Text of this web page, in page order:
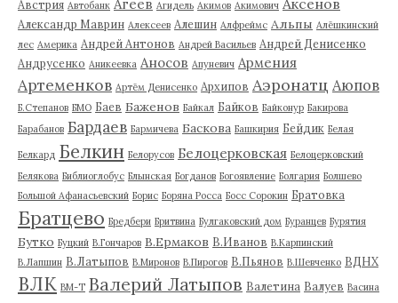
Австрия Автобанк Агеев Агидель Акимов Акимович
Александр Маврин Алексеев Алешин Алфреймс Альпы Алёшкинский
лес Америка Андрей Антонов Андрей Васильев Андрей Денисенко
Андрусенко Аникеевка Аносов Апуневич Армения
Артеменков Артём Денисенко Архипов Аэронатц Аюпов
Б.Степанов БМО Баев Баженов Байкал Байков Байконур Бакирова
Барабанов Бардаев Бармичева Баскова Башкирия Бейдик Белая
Белкард Белкин Белорусов Белоцерковская Белоцерковский
Белякова Библиоглобус Блынская Богданов Богоявление Болгария Болшево
Большой Афанасьевский Борис Боряна Росса Босс Сорокин Братовка
Братцево Бредбери Бритвина Булгаковский дом Буранцев Бурятия
Бутко Буцкий В.Гончаров В.Ермаков В.Иванов В.Карпинский
В.Лапшин В.Латыпов В.Миронов В.Пирогов В.Пьянов В.Шевченко ВДНХ
ВЛК ВМ-Т Валерий Латыпов Валетина Валуев Васина